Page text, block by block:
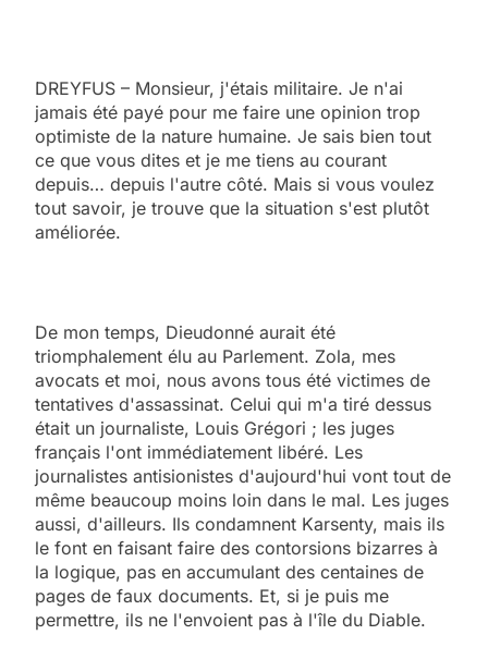
DREYFUS – Monsieur, j'étais militaire. Je n'ai
jamais été payé pour me faire une opinion trop
optimiste de la nature humaine. Je sais bien tout
ce que vous dites et je me tiens au courant
depuis… depuis l'autre côté. Mais si vous voulez
tout savoir, je trouve que la situation s'est plutôt
améliorée.
De mon temps, Dieudonné aurait été
triomphalement élu au Parlement. Zola, mes
avocats et moi, nous avons tous été victimes de
tentatives d'assassinat. Celui qui m'a tiré dessus
était un journaliste, Louis Grégori ; les juges
français l'ont immédiatement libéré. Les
journalistes antisionistes d'aujourd'hui vont tout de
même beaucoup moins loin dans le mal. Les juges
aussi, d'ailleurs. Ils condamnent Karsenty, mais ils
le font en faisant faire des contorsions bizarres à
la logique, pas en accumulant des centaines de
pages de faux documents. Et, si je puis me
permettre, ils ne l'envoient pas à l'île du Diable.